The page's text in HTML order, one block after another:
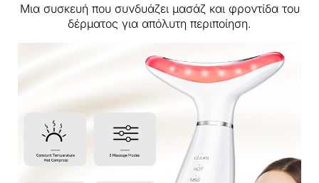
Μια συσκευή που συνδυάζει μασάζ και φροντίδα του
δέρματος για απόλυτη περιποίηση.